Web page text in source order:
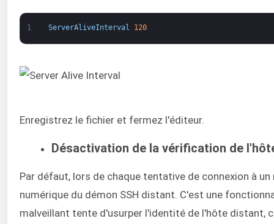
1 ServerAliveInterval 120
Enregistrez le fichier et fermez l'éditeur.
Désactivation de la vérification de
Par défaut, lors de chaque tentative de connexion à
numérique du démon SSH distant. C'est une
malveillant tente d'usurper l'identité de l'hôte distant,